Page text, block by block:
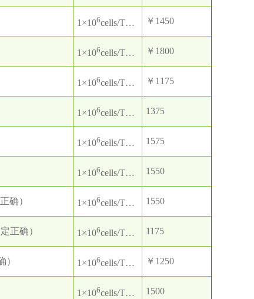
1×106cells/T25培养瓶 ￥1450
1×106cells/T25培养瓶 ￥1800
1×106cells/T25培养瓶 ￥1175
1×106cells/T25培养瓶 1375
1×106cells/T25培养瓶 1575
1×106cells/T25培养瓶 1550
确） 1×106cells/T25培养瓶 1550
正确） 1×106cells/T25培养瓶 1175
） 1×106cells/T25培养瓶 ￥1250
1×106cells/T25培养瓶 1500